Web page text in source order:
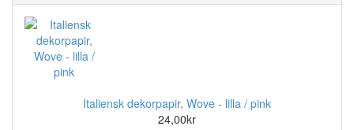
Italiensk dekorpapir, Wove - lilla / pink
24,00kr